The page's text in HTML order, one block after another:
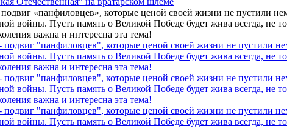
«панфиловцев», которые ценой своей жизни не пустили
войны. Пусть память о Великой Победе будет жива всегда, не
важна и интересна эта тема!